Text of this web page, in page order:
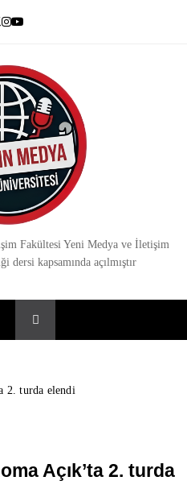
Fakültesi Yeni Medya ve İletişim
kapsamında açılmıştır
2. turda elendi
Açık’ta 2. turda